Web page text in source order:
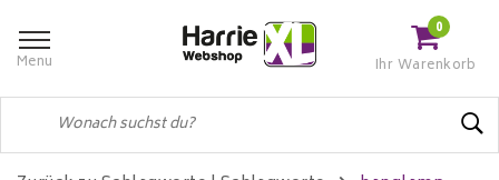
Menu
0
Ihr Warenkorb